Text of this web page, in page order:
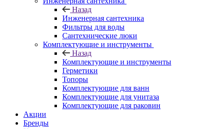
Назад
Инженерная сантехника
Фильтры для воды
Сантехнические люки
Комплектующие и инструменты
Назад
Комплектующие и инструменты
Герметики
Топоры
Комплектующие для ванн
Комплектующие для унитаза
Комплектующие для раковин
Акции
Бренды